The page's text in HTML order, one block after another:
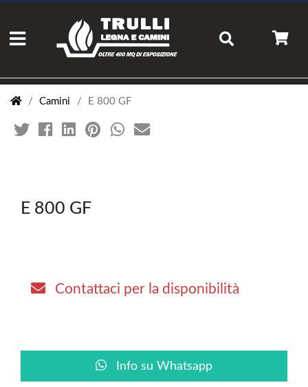
Camini E 800 GF
E 800 GF
Contattaci per la disponibilità
Info su Whatsapp